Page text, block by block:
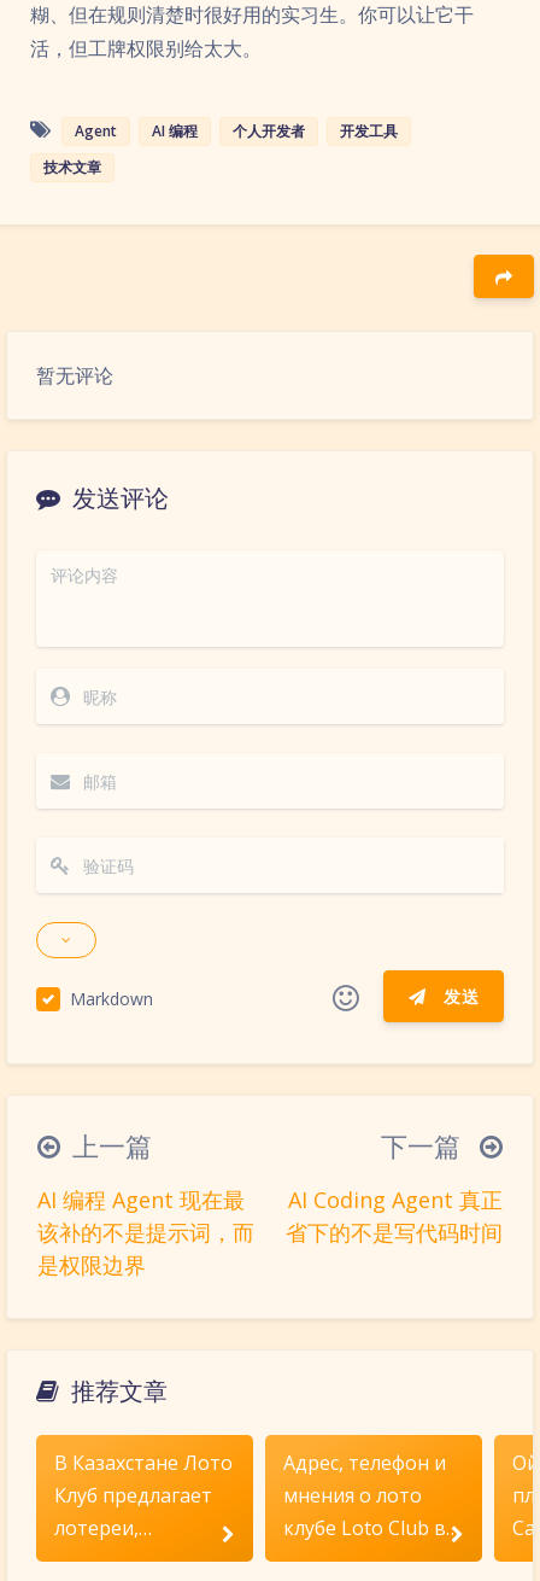
浅阴影 深阴影
糊、但在规则清楚时很好用的实习生。你可以让它干
活，但工牌权限别给太大。
Agent AI 编程 个人开发者
开发工具
技术文章
暂无评论
发送评论
Markdown 发送
|´・ω・)ノ ヾ(≧∇≦*)ゝ
(☆ω☆)
∠( ᐛ 」∠)＿
୧(๑•̀⌄•́๑)૭
(ノ°ο°)ノ
(´இ皿இ｀)
⌇●﹏●⌇
(ฅ´ω`ฅ)
(╯°A°)╯︵○○○
( ๑´•ω•) "(ㆆᴗㆆ)
上一篇
AI 编程 Agent 现在最
该补的不是提示词，而
是权限边界
下一篇
AI Coding Agent 真正
省下的不是写代码时间
推荐文章
В Казахстане Лото
Клуб предлагает
лотереи,
приложение и
Адрес, телефон и
мнения о лото
клубе Loto Club в
Атырау.